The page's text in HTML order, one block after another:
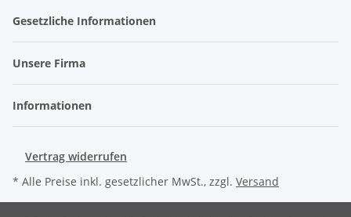
Gesetzliche Informationen
Unsere Firma
Informationen
Vertrag widerrufen
* Alle Preise inkl. gesetzlicher MwSt., zzgl. Versand